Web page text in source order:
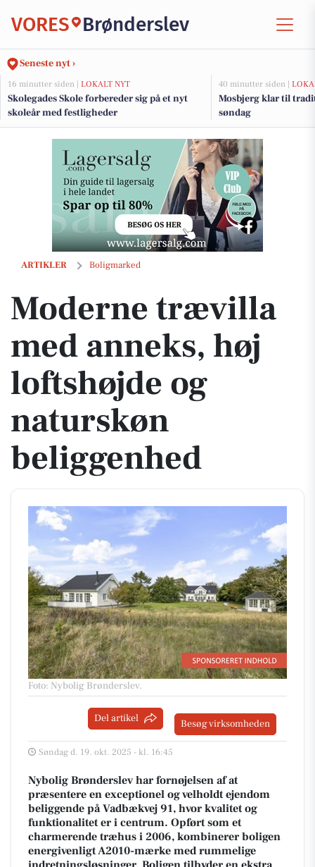
VORES Brønderslev
Seneste nyt ›
16 minutter siden | LOKALT NYT
Skolegades Skole forbereder sig på et nyt
skoleår med festligheder
40 minutter siden |
Mosbjerg klar til
søndag
ARTIKLER Boligmarked
Moderne trævilla med anneks, høj loftshøjde og naturskøn
Moderne trævilla
med anneks, høj
loftshøjde og
naturskøn
beliggenhed
Foto: Nybolig Brønderslev.
Del artikel Besøg virksomheden
Søndag d. 19. okt. 2025 - kl. 16:45
Nybolig Brønderslev har fornøjelsen af at
præsentere en exceptionel og velholdt ejendom
beliggende på Vadbækvej 91, hvor kvalitet og
funktionalitet er i centrum. Opført som et
charmerende træhus i 2006, kombinerer boligen
energivenligt A2010-mærke med rummelige